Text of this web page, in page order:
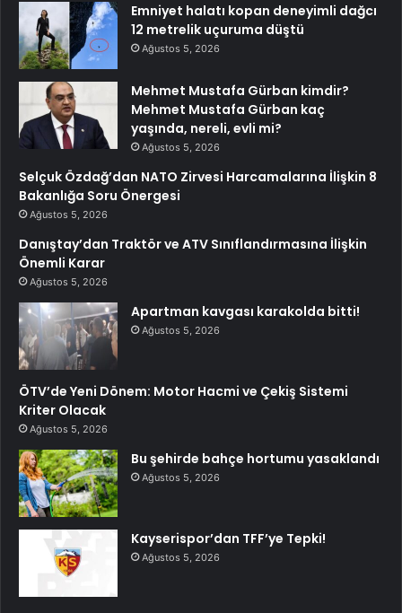
Emniyet halatı kopan deneyimli dağcı
12 metrelik uçuruma düştü
Ağustos 5, 2026
Mehmet Mustafa Gürban kimdir?
Mehmet Mustafa Gürban kaç
yaşında, nereli, evli mi?
Ağustos 5, 2026
Selçuk Özdağ’dan NATO Zirvesi Harcamalarına İlişkin 8
Bakanlığa Soru Önergesi
Ağustos 5, 2026
Danıştay’dan Traktör ve ATV Sınıflandırmasına İlişkin
Önemli Karar
Ağustos 5, 2026
Apartman kavgası karakolda bitti!
Ağustos 5, 2026
ÖTV’de Yeni Dönem: Motor Hacmi ve Çekiş Sistemi
Kriter Olacak
Ağustos 5, 2026
Bu şehirde bahçe hortumu yasaklandı
Ağustos 5, 2026
Kayserispor’dan TFF’ye Tepki!
Ağustos 5, 2026